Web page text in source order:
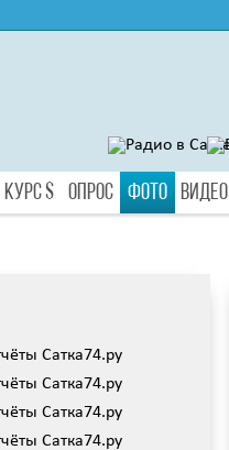
Курс $ Опрос Фото Видео